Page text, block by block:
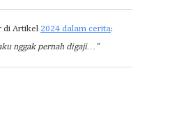
di Artikel 2024 dalam cerita:
nggak pernah digaji…”